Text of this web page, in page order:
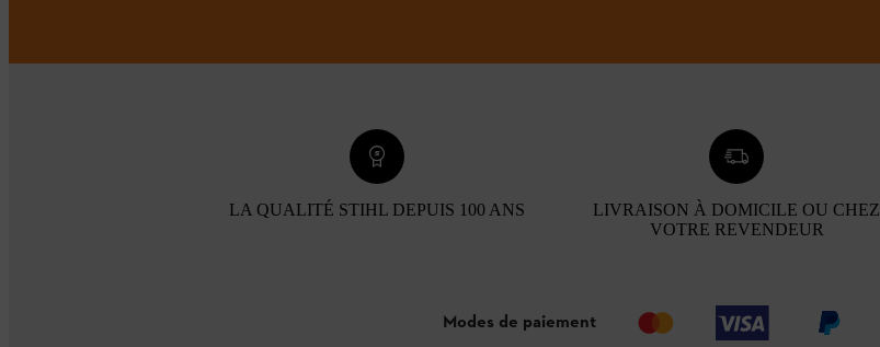
LA QUALITÉ STIHL DEPUIS 100 ANS
LIVRAISON À DOMICILE OU CHEZ
VOTRE REVENDEUR
Modes de paiement